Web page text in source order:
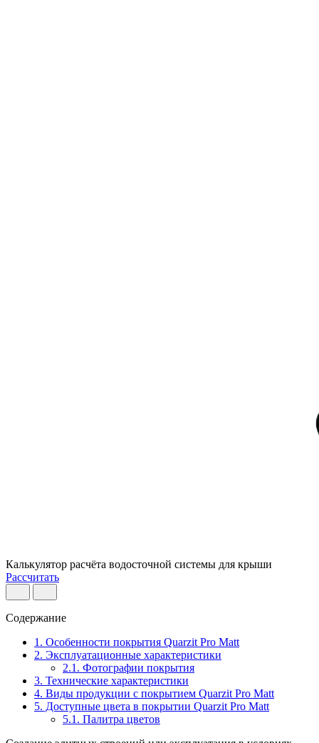
Калькулятор расчёта водосточной системы для крыши
Рассчитать
Содержание
1. Особенности покрытия Quarzit Pro Matt
2. Эксплуатационные характеристики
2.1. Фотографии покрытия
3. Технические характеристики
4. Виды продукции с покрытием Quarzit Pro Matt
5. Доступные цвета в покрытии Quarzit Pro Matt
5.1. Палитра цветов